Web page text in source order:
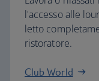
l'accesso alle
letto
ristoratore.
Club World